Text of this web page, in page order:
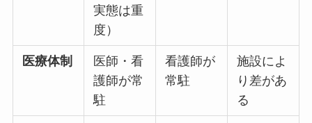
実態は重
度）
医療体制
医師・看
護師が常
駐
看護師が
常駐
施設によ
り差があ
る